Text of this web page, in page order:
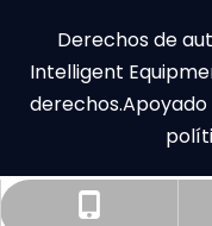
Derechos de
Intelligent